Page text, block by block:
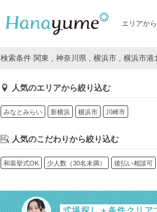
エリアか
検索条件 関東 , 神奈川県 , 横浜市 , 横浜市港
人気のエリアから絞り込む
みなとみらい 新横浜 横浜市 川崎市
人気のこだわりから絞り込む
和装挙式OK 少人数（30名未満） 後払い相談可